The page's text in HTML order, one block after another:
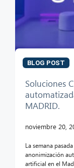
BLOG POST
Soluciones
MADRID.
noviembre 20,
La semana
anonimización
artificial en el